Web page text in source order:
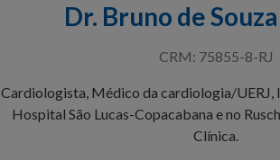
Dr. Bruno de
CRM: 75855-8-RJ
Cardiologista, Médico da cardiologia/UERJ,
Hospital São Lucas-Copacabana e no
Clínica.